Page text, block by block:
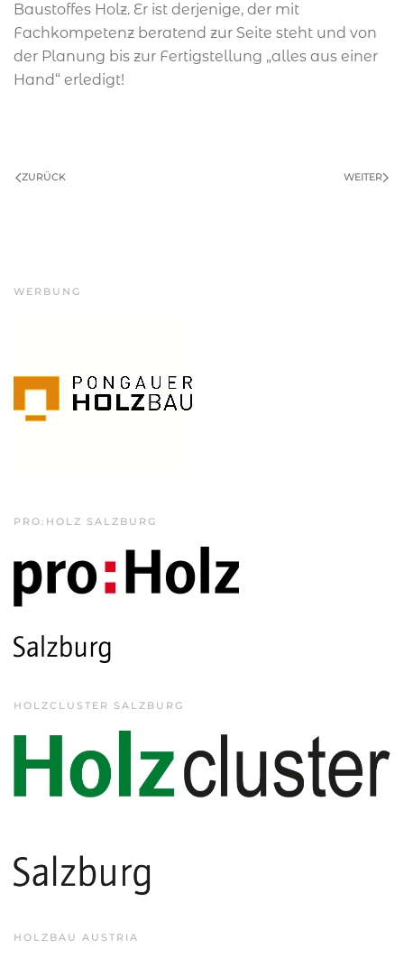
Baustoffes Holz. Er ist derjenige, der mit
Fachkompetenz beratend zur Seite steht und von
der Planung bis zur Fertigstellung „alles aus einer
Hand“ erledigt!
ZURÜCK WEITER
WERBUNG
PRO:HOLZ SALZBURG
HOLZCLUSTER SALZBURG
HOLZBAU AUSTRIA